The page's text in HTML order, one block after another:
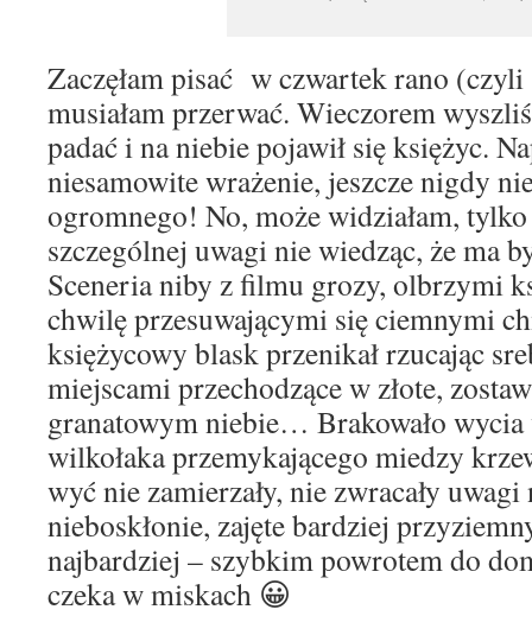
Zaczęłam pisać w czwartek rano
musiałam przerwać. Wieczorem
padać i na niebie pojawił się księżyc.
niesamowite wrażenie, jeszcze nigdy
ogromnego! No, może widziałam,
szczególnej uwagi nie wiedząc, że ma
Sceneria niby z filmu grozy, olbrzymi
chwilę przesuwającymi się ciemnymi
księżycowy blask przenikał rzucając
miejscami przechodzące w złote,
granatowym niebie… Brakowało
wilkołaka przemykającego miedzy
wyć nie zamierzały, nie zwracały
nieboskłonie, zajęte bardziej
najbardziej – szybkim powrotem do
czeka w miskach 😀